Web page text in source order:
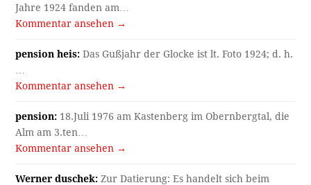
Jahre 1924 fanden am…
Kommentar ansehen →
pension heis: Das Gußjahr der Glocke ist lt. Foto 1924; d. h.
Kommentar ansehen →
pension: 18.Juli 1976 am Kastenberg im Obernbergtal, die
Alm am 3.ten…
Kommentar ansehen →
Werner duschek: Zur Datierung: Es handelt sich beim